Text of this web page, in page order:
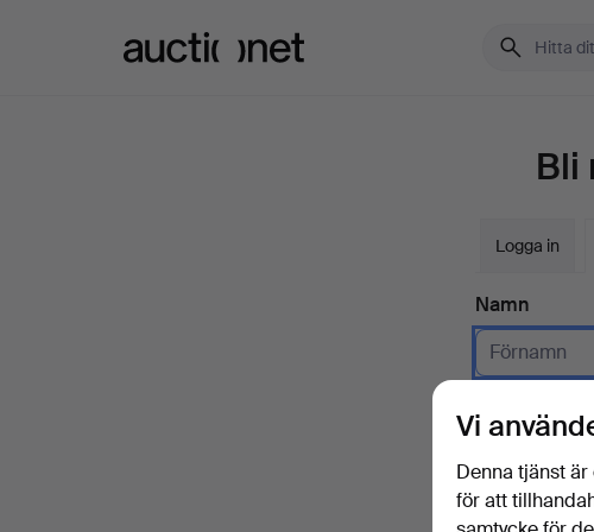
Bli
Logga in
Namn
E-post
Vi
Denna tjänst
för att